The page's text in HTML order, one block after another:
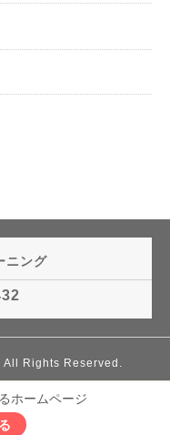
ニング
All Rights Reserved.
ホームページ